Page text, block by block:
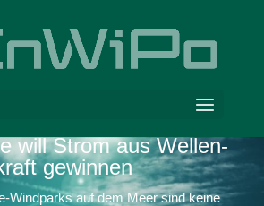
will Strom aus Wellen­
gewinnen
Windparks auf dem Meer sind keine